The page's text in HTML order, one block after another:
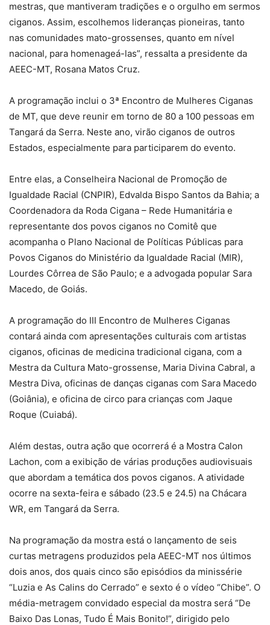
mestras, que mantiveram tradições e o orgulho em sermos
ciganos. Assim, escolhemos lideranças pioneiras, tanto
nas comunidades mato-grossenses, quanto em nível
nacional, para homenageá-las”, ressalta a presidente da
AEEC-MT, Rosana Matos Cruz.
A programação inclui o 3ª Encontro de Mulheres Ciganas
de MT, que deve reunir em torno de 80 a 100 pessoas em
Tangará da Serra. Neste ano, virão ciganos de outros
Estados, especialmente para participarem do evento.
Entre elas, a Conselheira Nacional de Promoção de
Igualdade Racial (CNPIR), Edvalda Bispo Santos da Bahia; a
Coordenadora da Roda Cigana – Rede Humanitária e
representante dos povos ciganos no Comitê que
acompanha o Plano Nacional de Políticas Públicas para
Povos Ciganos do Ministério da Igualdade Racial (MIR),
Lourdes Côrrea de São Paulo; e a advogada popular Sara
Macedo, de Goiás.
A programação do III Encontro de Mulheres Ciganas
contará ainda com apresentações culturais com artistas
ciganos, oficinas de medicina tradicional cigana, com a
Mestra da Cultura Mato-grossense, Maria Divina Cabral, a
Mestra Diva, oficinas de danças ciganas com Sara Macedo
(Goiânia), e oficina de circo para crianças com Jaque
Roque (Cuiabá).
Além destas, outra ação que ocorrerá é a Mostra Calon
Lachon, com a exibição de várias produções audiovisuais
que abordam a temática dos povos ciganos. A atividade
ocorre na sexta-feira e sábado (23.5 e 24.5) na Chácara
WR, em Tangará da Serra.
Na programação da mostra está o lançamento de seis
curtas metragens produzidos pela AEEC-MT nos últimos
dois anos, dos quais cinco são episódios da minissérie
“Luzia e As Calins do Cerrado” e sexto é o vídeo “Chibe”. O
média-metragem convidado especial da mostra será “De
Baixo Das Lonas, Tudo É Mais Bonito!”, dirigido pelo